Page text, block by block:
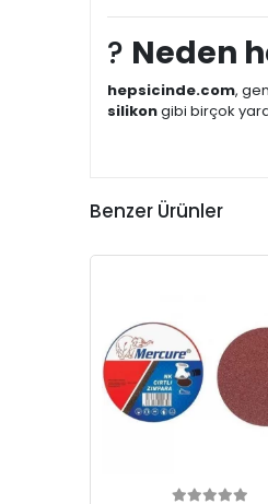
? Neden
hepsicinde.com,
silikongibi birçok
Benzer Ürünler